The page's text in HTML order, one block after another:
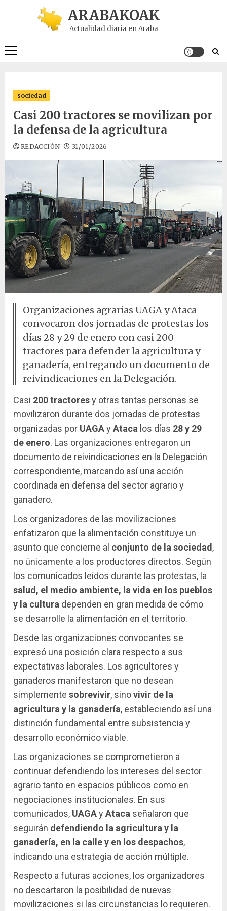
ARABAKOAK
Actualidad diaria en Araba
Menú
sociedad
Casi 200 tractores se movilizan por
la defensa de la agricultura
REDACCIÓN 31/01/2026
Organizaciones agrarias UAGA y Ataca
convocaron dos jornadas de protestas los
días 28 y 29 de enero con casi 200
tractores para defender la agricultura y
ganadería, entregando un documento de
reivindicaciones en la Delegación.
Casi 200 tractoresy otras tantas personas se
movilizaron durante dos jornadas de protestas
organizadas por UAGAyAtaca los días 28 y 29
de enero. Las organizaciones entregaron un
documento de reivindicaciones en la Delegación
correspondiente, marcando así una acción
coordinada en defensa del sector agrario y
ganadero.
Los organizadores de las movilizaciones
enfatizaron que la alimentación constituye un
asunto que concierne al conjunto de la sociedad,
no únicamente a los productores directos. Según
los comunicados leídos durante las protestas, la
salud, el medio ambiente, la vida en los pueblos
y la cultura dependen en gran medida de cómo
se desarrolle la alimentación en el territorio.
Desde las organizaciones convocantes se
expresó una posición clara respecto a sus
expectativas laborales. Los agricultores y
ganaderos manifestaron que no desean
simplemente sobrevivir, sinovivir de la
agricultura y la ganadería, estableciendo así una
distinción fundamental entre subsistencia y
desarrollo económico viable.
Las organizaciones se comprometieron a
continuar defendiendo los intereses del sector
agrario tanto en espacios públicos como en
negociaciones institucionales. En sus
comunicados, UAGAyAtaca señalaron que
seguirán defendiendo la agricultura y la
ganadería, en la calle y en los despachos,
indicando una estrategia de acción múltiple.
Respecto a futuras acciones, los organizadores
no descartaron la posibilidad de nuevas
movilizaciones si las circunstancias lo requieren.